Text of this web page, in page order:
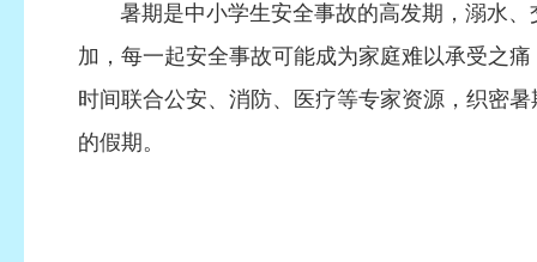
暑期是中小学生安全事故的高发期，溺水
加，每一起安全事故可能成为家庭难以承受之
时间联合公安、消防、医疗等专家资源，织密
的假期。